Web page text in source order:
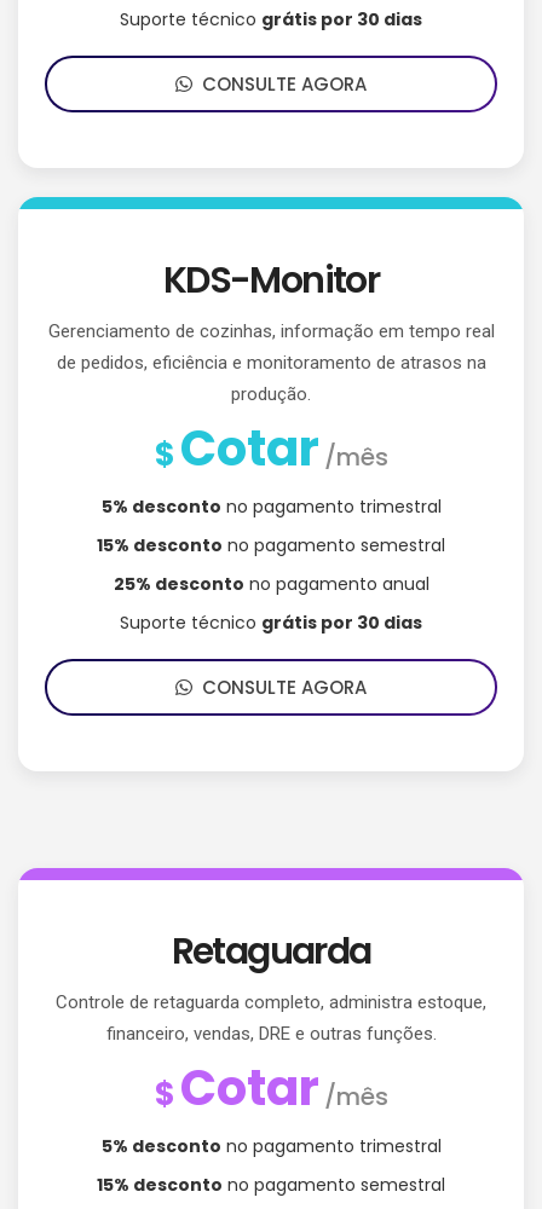
Suporte técnico grátis por 30 dias
CONSULTE AGORA
KDS-Monitor
Gerenciamento de cozinhas, informação em tempo real
de pedidos, eficiência e monitoramento de atrasos na
produção.
$Cotar /mês
5% desconto no pagamento trimestral
15% desconto no pagamento semestral
25% desconto no pagamento anual
Suporte técnico grátis por 30 dias
CONSULTE AGORA
Retaguarda
Controle de retaguarda completo, administra estoque,
financeiro, vendas, DRE e outras funções.
$Cotar /mês
5% desconto no pagamento trimestral
15% desconto no pagamento semestral